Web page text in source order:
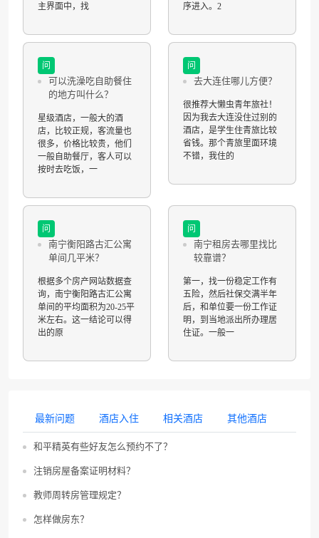
主界面中，找
序进入。2
问
可以洗澡吃自助餐住
的地方叫什么？
星级酒店，一般大的酒
店，比较正规，客流量也
很多，价格比较贵，他们
一般自助餐厅，客人可以
按时去吃饭，一
问
去大连住哪儿方便？
很推荐大懒虫青年旅社！
因为我去大连没住过别的
酒店，是学生住青旅比较
省钱。那个青旅里面环境
不错，我住的
问
南宁衡阳路古汇公寓
单间几平米？
根据多个房产网站数据查
询，南宁衡阳路古汇公寓
单间的平均面积为20-25平
米左右。这一结论可以得
出的原
问
南宁租房去哪里找比
较靠谱？
第一，找一份稳定工作有
五险，然后社保交满半年
后，和单位要一份工作证
明，到当地派出所办理居
住证。一般一
最新问题 酒店入住 相关酒店 其他酒店
和平精英有些好友怎么预约不了？
注销房屋备案证明材料？
教师周转房管理规定？
怎样做房东？